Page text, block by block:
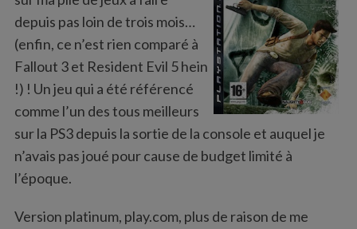
:
depuis pas loin de trois mois…
(enfin, ce n’est rien comparé à
Fallout 3 et Resident Evil 5 hein
!) ! Un jeu qui a été référencé
comme l’un des tous meilleurs
sur la PS3 depuis la sortie de la console et auquel je
n’avais pas joué pour cause de budget limité à
l’époque.
Version platinum, play.com, plus de raison de me